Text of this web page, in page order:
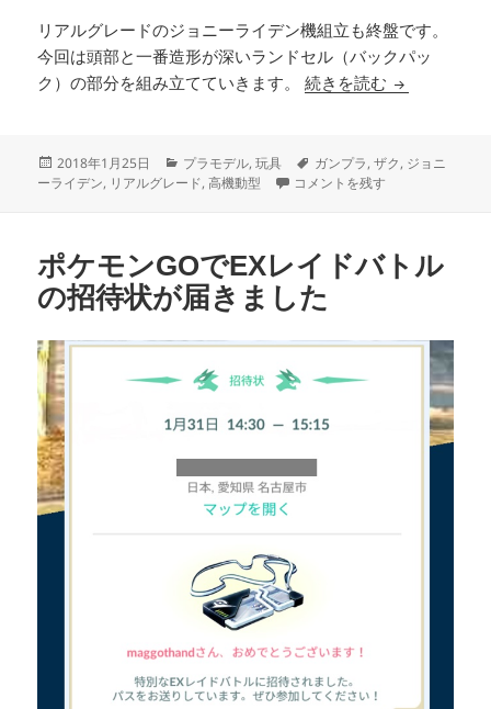
リアルグレードのジョニーライデン機組立も終盤です。
今回は頭部と一番造形が深いランドセル（バックパッ
ク）の部分を組み立てていきます。続きを読む 1/144 RG
投
稿
2018年1月25日
カ
テ
プラモデル,玩具
タ
グ
ガンプラ,ザク, ジョニ
ーライデン, リアルグレード,高機動型 1/144 RG MS-06R-2 JOHNNY
コメントを残す
ポケモンGOでEXレイドバトル
の招待状が届きました